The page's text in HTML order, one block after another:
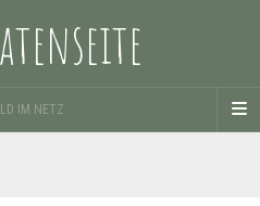
IM NETZ